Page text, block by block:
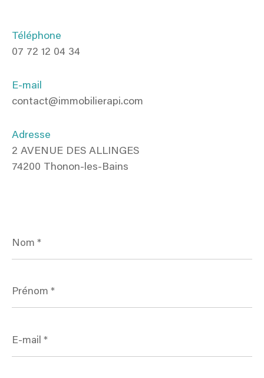
Téléphone
07 72 12 04 34
E-mail
contact@immobilierapi.com
Adresse
2 AVENUE DES ALLINGES
74200 Thonon-les-Bains
*
*
mail